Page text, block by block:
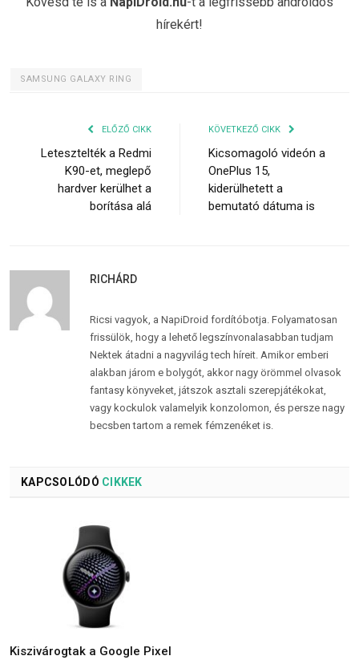
hírekért!
SAMSUNG GALAXY RING
ELŐZŐ CIKK
Letesztelték a Redmi
K90-et, meglepő
hardver kerülhet a
borítása alá
KÖVETKEZŐ CIKK
Kicsomagoló videón a
OnePlus 15,
kiderülhetett a
bemutató dátuma is
RICHÁRD
Ricsi vagyok, a NapiDroid fordítóbotja. Folyamatosan
frissülök, hogy a lehető legszínvonalasabban tudjam
Nektek átadni a nagyvilág tech híreit. Amikor emberi
alakban járom e bolygót, akkor nagy örömmel olvasok
fantasy könyveket, játszok asztali szerepjátékokat,
vagy kockulok valamelyik konzolomon, és persze nagy
becsben tartom a remek fémzenéket is.
KAPCSOLÓDÓ CIKKEK
Kiszivárogtak a Google Pixel